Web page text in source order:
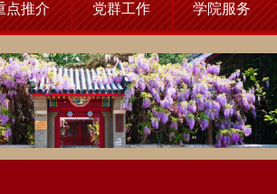
点推介 党群工作 学院服务